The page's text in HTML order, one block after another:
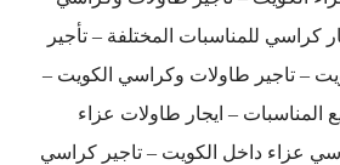
كراسي للمناسبات المختلفة – تأجير
– تاجير طاولات وكراسي الكويت –
المناسبات – ايجار طاولات عزاء
عزاء داخل الكويت – تاجير كراسي